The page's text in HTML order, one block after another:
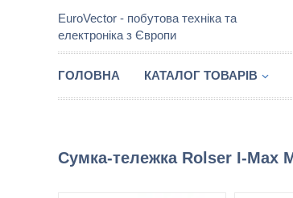
EuroVector - побутова техніка та
електроніка з Європи
ГОЛОВНА КАТАЛОГ ТОВАРІВ
Сумка-тележка Rolser I-Max